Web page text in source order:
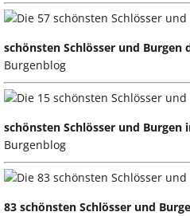
schönsten Schlösser und Burgen
Burgenblog
schönsten Schlösser und Burgen
Burgenblog
83 schönsten Schlösser und